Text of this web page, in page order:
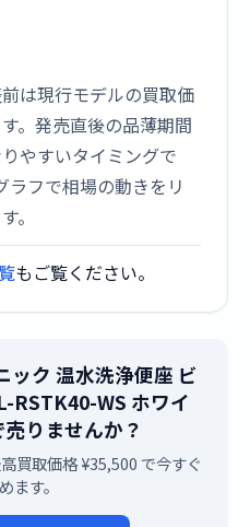
は現行モデルの買取価
。発売直後の品薄期間
やすいタイミングで
ラフで相場の動きをリ
。
もご覧ください。
ック 温水洗浄便座 ビ
RSTK40-WS ホワイ
りませんか？
買取価格 ¥35,500 で今すぐ
ます。